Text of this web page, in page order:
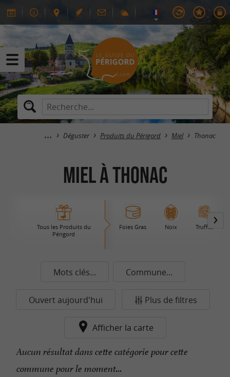
Déguster Produits du Périgord Miel Thonac
Miel à Thonac
Tous les Produits du
Périgord
Foies Gras Noix Truffes
Mots clés... Commune...
Ouvert aujourd'hui Plus de filtres
Afficher la carte
Aucun résultat dans cette catégorie pour cette
commune pour le moment...